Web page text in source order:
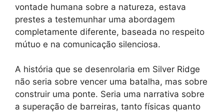
vontade humana sobre a natureza, estava
prestes a testemunhar uma abordagem
completamente diferente, baseada no respeito
mútuo e na comunicação silenciosa.
A história que se desenrolaria em Silver Ridge
não seria sobre vencer uma batalha, mas sobre
construir uma ponte. Seria uma narrativa sobre
a superação de barreiras, tanto físicas quanto